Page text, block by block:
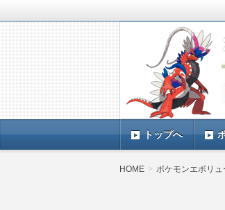
ポケモン
ポケモンSV(スカ
TIMES』 ポケモ
トップへ
HOME ポケモンエボリ